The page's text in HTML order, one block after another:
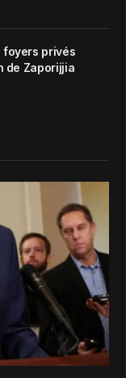
foyers privés
de Zaporijjia